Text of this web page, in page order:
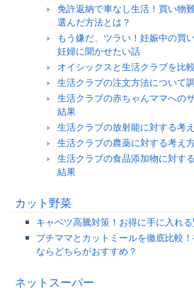
免許返納で車なし生活！買い物
選んだ方法とは？
もう嫌だ、ツラい！妊娠中の買
妊婦に聞かせたい話
オイシックスと生活クラブを比
生活クラブの注文方法について
生活クラブの赤ちゃんママへの
結果
生活クラブの放射能に対する考
生活クラブの農薬に対する考え
生活クラブの食品添加物に対す
結果
カット野菜
キャベツ高騰対策！お得に手に入れ
プチママとカットミールを徹底比較
ならどちらがおすすめ？
ネットスーパー